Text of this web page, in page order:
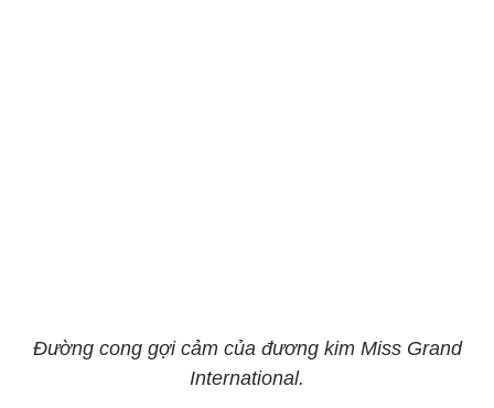
Đường cong gợi cảm của đương kim Miss Grand
International.